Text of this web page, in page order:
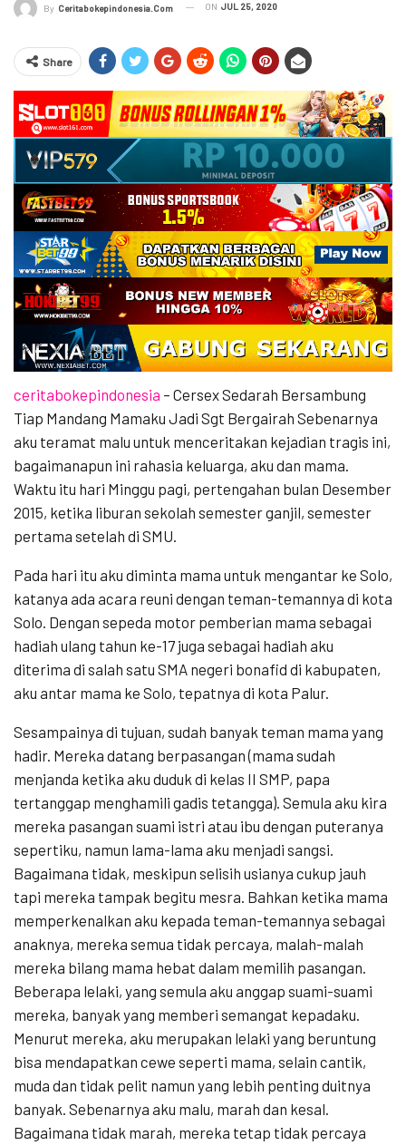
By Ceritabokepindonesia.com ON JUL 25, 2020
Share
ceritabokepindonesia – Cersex Sedarah Bersambung
Tiap Mandang Mamaku Jadi Sgt Bergairah Sebenarnya
aku teramat malu untuk menceritakan kejadian tragis ini,
bagaimanapun ini rahasia keluarga, aku dan mama.
Waktu itu hari Minggu pagi, pertengahan bulan Desember
2015, ketika liburan sekolah semester ganjil, semester
pertama setelah di SMU.
Pada hari itu aku diminta mama untuk mengantar ke Solo,
katanya ada acara reuni dengan teman-temannya di kota
Solo. Dengan sepeda motor pemberian mama sebagai
hadiah ulang tahun ke-17 juga sebagai hadiah aku
diterima di salah satu SMA negeri bonafid di kabupaten,
aku antar mama ke Solo, tepatnya di kota Palur.
Sesampainya di tujuan, sudah banyak teman mama yang
hadir. Mereka datang berpasangan (mama sudah
menjanda ketika aku duduk di kelas II SMP, papa
tertanggap menghamili gadis tetangga). Semula aku kira
mereka pasangan suami istri atau ibu dengan puteranya
sepertiku, namun lama-lama aku menjadi sangsi.
Bagaimana tidak, meskipun selisih usianya cukup jauh
tapi mereka tampak begitu mesra. Bahkan ketika mama
memperkenalkan aku kepada teman-temannya sebagai
anaknya, mereka semua tidak percaya, malah-malah
mereka bilang mama hebat dalam memilih pasangan.
Beberapa lelaki, yang semula aku anggap suami-suami
mereka, banyak yang memberi semangat kepadaku.
Menurut mereka, aku merupakan lelaki yang beruntung
bisa mendapatkan cewe seperti mama, selain cantik,
muda dan tidak pelit namun yang lebih penting duitnya
banyak. Sebenarnya aku malu, marah dan kesal.
Bagaimana tidak marah, mereka tetap tidak percaya